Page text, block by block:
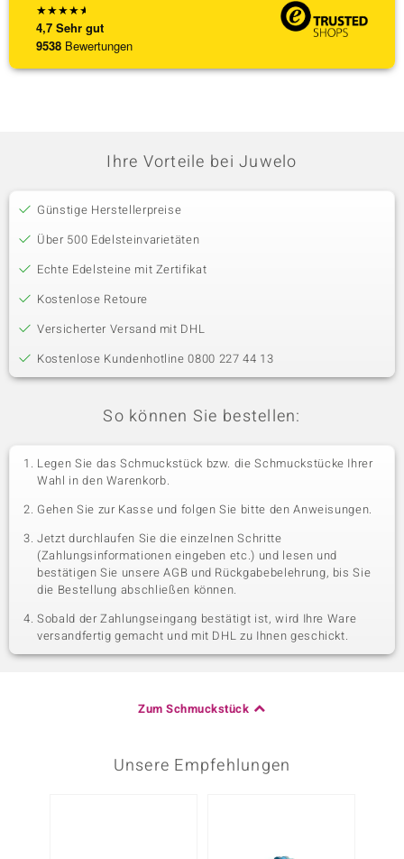
★★★★★
4,7 Sehr gut
9538 Bewertungen
Ihre Vorteile bei Juwelo
Günstige Herstellerpreise
Über 500 Edelsteinvarietäten
Echte Edelsteine mit Zertifikat
Kostenlose Retoure
Versicherter Versand mit DHL
Kostenlose Kundenhotline 0800 227 44 13
So können Sie bestellen:
Legen Sie das Schmuckstück bzw. die Schmuckstücke Ihrer
Wahl in den Warenkorb.
Gehen Sie zur Kasse und folgen Sie bitte den Anweisungen.
Jetzt durchlaufen Sie die einzelnen Schritte
(Zahlungsinformationen eingeben etc.) und lesen und
bestätigen Sie unsere AGB und Rückgabebelehrung, bis Sie
die Bestellung abschließen können.
Sobald der Zahlungseingang bestätigt ist, wird Ihre Ware
versandfertig gemacht und mit DHL zu Ihnen geschickt.
Zum Schmuckstück
Unsere Empfehlungen